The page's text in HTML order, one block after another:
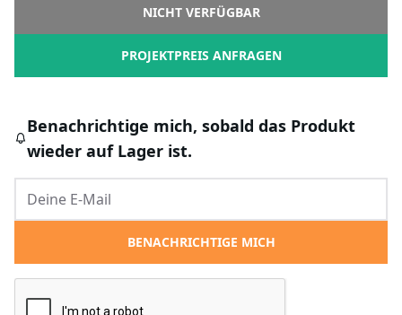
NICHT VERFÜGBAR
PROJEKTPREIS ANFRAGEN
Benachrichtige mich, sobald das Produkt
wieder auf Lager ist.
BENACHRICHTIGE MICH